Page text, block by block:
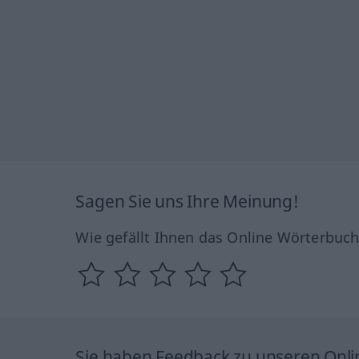
Sagen Sie uns Ihre Meinung!
Wie gefällt Ihnen das Online